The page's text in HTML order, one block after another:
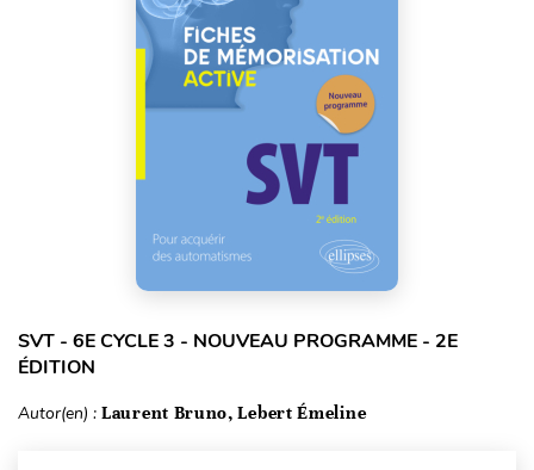
SVT - 6E CYCLE 3 - NOUVEAU PROGRAMME - 2E
ÉDITION
Autor(en) : Laurent Bruno, Lebert Émeline